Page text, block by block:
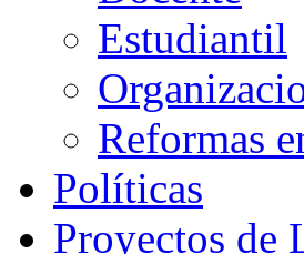
Estudiantil
Reformas
Políticas
Proyectos de